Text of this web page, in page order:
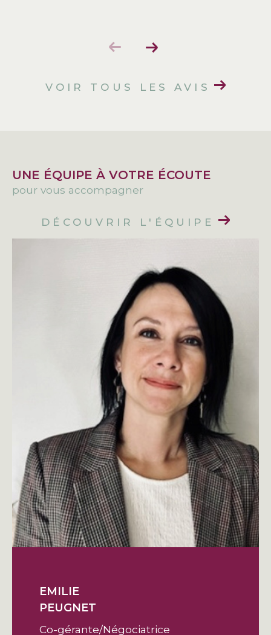
VOIR TOUS LES AVIS
UNE ÉQUIPE À VOTRE ÉCOUTE
pour vous accompagner
DÉCOUVRIR L'ÉQUIPE
EMILIE
PEUGNET
Co-gérante/Négociatrice